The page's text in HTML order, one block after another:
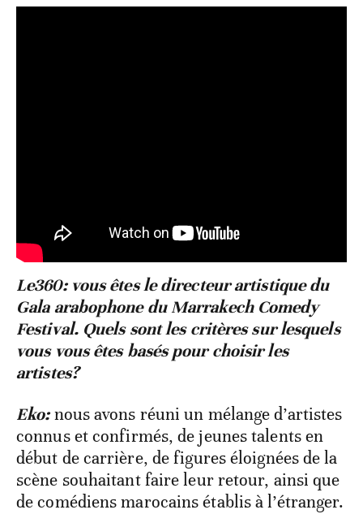
Le360: vous êtes le directeur artistique du
Gala arabophone du Marrakech Comedy
Festival. Quels sont les critères sur lesquels
vous vous êtes basés pour choisir les
artistes?
Eko:nous avons réuni un mélange d’artistes
connus et confirmés, de jeunes talents en
début de carrière, de figures éloignées de la
scène souhaitant faire leur retour, ainsi que
de comédiens marocains établis à l’étranger.